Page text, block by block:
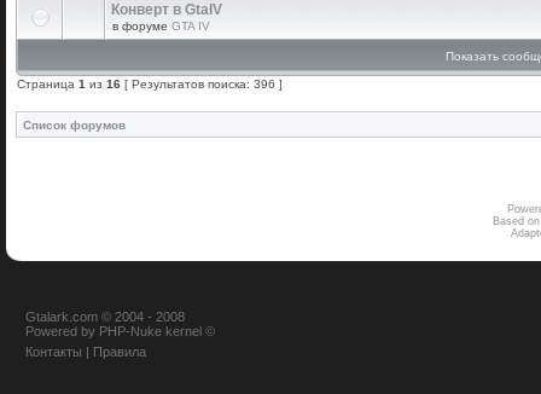
Конверт в GtaIV
в форуме GTA IV
Показать
Страница 1 из 16 [ Результатов поиска: 396 ]
Список форумов
Based
Gtalark.com © 2004 - 2008
Powered by PHP-Nuke kernel ©
Контакты | Правила